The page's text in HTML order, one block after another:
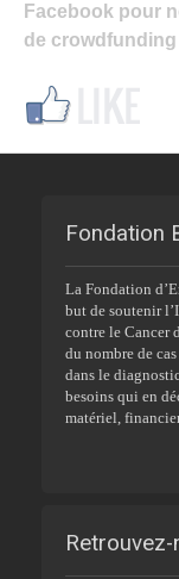
Facebook pour
de
Fondation
La Fondation
but de soutenir
contre le Cancer
du nombre de
dans le
besoins qui en
matériel,
Retrouvez-